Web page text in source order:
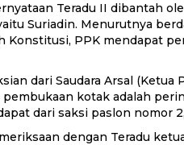
Teradu II dibantah
Suriadin. Menurutnya
Konstitusi, PPK mendapat
dari Saudara Arsal (Ketua
pembukaan kotak adalah
dari saksi paslon nomor
dengan Teradu